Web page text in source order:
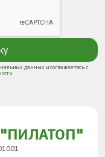
данных и соглашаетесь с